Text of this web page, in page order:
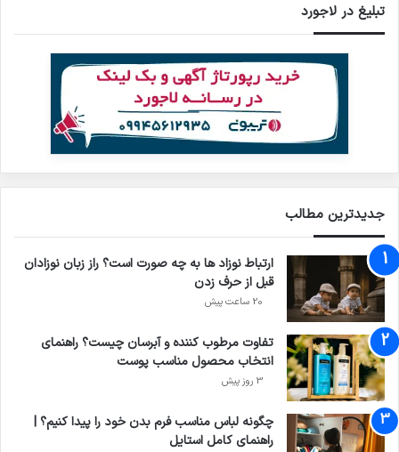
تبلیغ در لاجورد
جدیدترین مطالب
ارتباط نوزاد ها به چه صورت است؟ راز زبان نوزادان
قبل از حرف زدن
20 ساعت پیش
تفاوت مرطوب کننده و آبرسان چیست؟ راهنمای
انتخاب محصول مناسب پوست
3 روز پیش
چگونه لباس مناسب فرم بدن خود را پیدا کنیم؟ |
راهنمای کامل استایل